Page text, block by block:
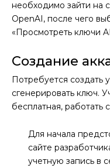
необходимо зайти на
OpenAI, после чего
«Просмотреть ключи
Создание
Потребуется создать
сгенерировать ключ.
бесплатная, работать
Для начала
сайте
учетную запись в